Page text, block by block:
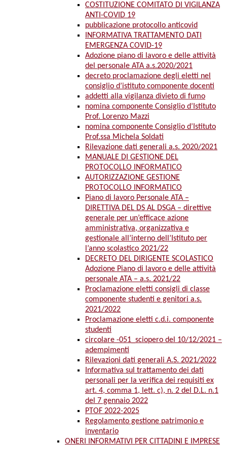
COSTITUZIONE COMITATO DI VIGILANZA
ANTI-COVID 19
pubblicazione protocollo anticovid
INFORMATIVA TRATTAMENTO DATI
EMERGENZA COVID-19
Adozione piano di lavoro e delle attività
del personale ATA a.s.2020/2021
decreto proclamazione degli eletti nel
consiglio d’istituto componente docenti
addetti alla vigilanza divieto di fumo
nomina componente Consiglio d’Istituto
Prof. Lorenzo Mazzi
nomina componente Consiglio d’Istituto
Prof.ssa Michela Soldati
Rilevazione dati generali a.s. 2020/2021
MANUALE DI GESTIONE DEL
PROTOCOLLO INFORMATICO
AUTORIZZAZIONE GESTIONE
PROTOCOLLO INFORMATICO
Piano di lavoro Personale ATA –
DIRETTIVA DEL DS AL DSGA – direttive
generale per un’efficace azione
amministrativa, organizzativa e
gestionale all’interno dell’Istituto per
l’anno scolastico 2021/22
DECRETO DEL DIRIGENTE SCOLASTICO
Adozione Piano di lavoro e delle attività
personale ATA – a.s. 2021/22
Proclamazione eletti consigli di classe
componente studenti e genitori a.s.
2021/2022
Proclamazione eletti c.d.i. componente
studenti
circolare -051_sciopero del 10/12/2021 –
adempimenti
Rilevazioni dati generali A.S. 2021/2022
Informativa sul trattamento dei dati
personali per la verifica dei requisiti ex
art. 4, comma 1, lett. c), n. 2 del D.L. n.1
del 7 gennaio 2022
PTOF 2022-2025
Regolamento gestione patrimonio e
inventario
ONERI INFORMATIVI PER CITTADINI E IMPRESE